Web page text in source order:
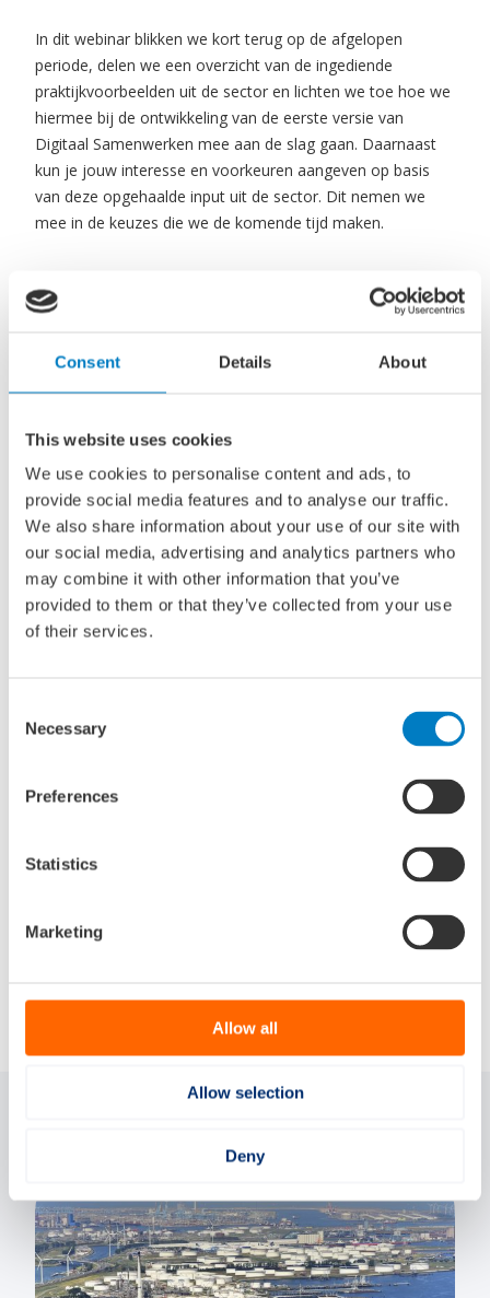
Consent Details About
This website uses cookies
We use cookies to personalise content and ads, to
provide social media features and to analyse our traffic.
We also share information about your use of our site with
our social media, advertising and analytics partners who
may combine it with other information that you’ve
provided to them or that they’ve collected from your use
of their services.
Selection
Necessary
Preferences
Statistics
Marketing
Allow all
Allow selection
Deny
In dit webinar blikken we kort terug op de afgelopen
periode, delen we een overzicht van de ingediende
praktijkvoorbeelden uit de sector en lichten we toe hoe we
hiermee bij de ontwikkeling van de eerste versie van
Digitaal Samenwerken mee aan de slag gaan. Daarnaast
kun je jouw interesse en voorkeuren aangeven op basis
van deze opgehaalde input uit de sector. Dit nemen we
mee in de keuzes die we de komende tijd maken.
Bouw mee aan een toekomstbestendige maritieme
sector
Of je nu werkt bij een rederij, scheepsbouwer,
keten.
Meld je aan en ontdek wat digitaal samenwerken jouw
organisatie oplevert.
Aanmelden
Aanmelden voor nieuwsbrief DS – JMDP.
Digitaal Samenwerken is onderdeel van het Maritiem
bedrijfsleven samen werken aan een klimaatneutrale en
Delen via: